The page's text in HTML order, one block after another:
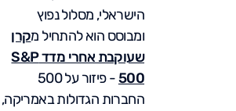
הישראלי, מסלול נפוץ
ומבוסס הוא להתחיל מקרן
שעוקבת אחרי מדד S&P
500
- פיזור על 500
החברות הגדולות באמריקה,